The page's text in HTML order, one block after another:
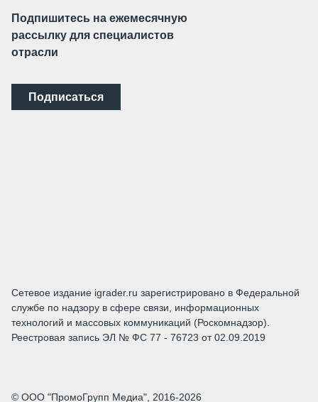
Подпишитесь на ежемесячную
рассылку для специалистов
отрасли
Подписаться
Сетевое издание igrader.ru зарегистрировано в Федеральной
службе по надзору в сфере связи, информационных
технологий и массовых коммуникаций (Роскомнадзор).
Реестровая запись ЭЛ № ФС 77 - 76723 от 02.09.2019
© ООО "ПромоГрупп Медиа", 2016-2026